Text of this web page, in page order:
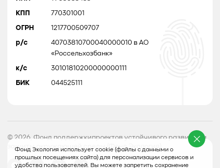
Фонд Экология использует cookie (файлы с данными о
прошлых посещениях сайта) для персонализации сервисов и
удобства пользователей. Вы можете запретить сохранение
КПП 770301001
ОГРН 1217700509707
р/с
40703810700040000010 в АО
«Россельхозбанк»
к/с 30101810200000000111
БИК 044525111
© 2026, Фонд поддержкипроектов устойчивого развития и
защиты окружающей среды (Фонд Экология)